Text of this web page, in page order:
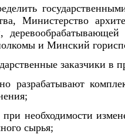
Министерство
и Минский
заказчики в
разрабатывают
при необходимости
сырья;